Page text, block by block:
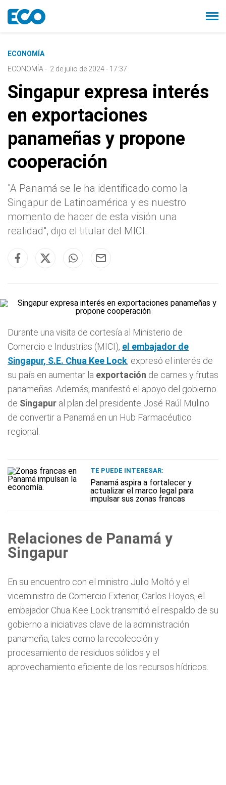
ECONOMÍA
ECONOMÍA - 2 de julio de 2024 - 17:37
Singapur expresa interés
en exportaciones
panameñas y propone
cooperación
"A Panamá se le ha identificado como la
Singapur de Latinoamérica y es nuestro
momento de hacer de esta visión una
realidad", dijo el titular del MICI.
Durante una visita de cortesía al Ministerio de
Comercio e Industrias (MICI), el embajador de
Singapur, S.E. Chua Kee Lock, expresó el interés de
su país en aumentar la exportación de carnes y frutas
panameñas. Además, manifestó el apoyo del gobierno
de Singapur al plan del presidente José Raúl Mulino
de convertir a Panamá en un Hub Farmacéutico
regional.
TE PUEDE INTERESAR:
Panamá aspira a fortalecer y
actualizar el marco legal para
impulsar sus zonas francas
Relaciones de Panamá y
Singapur
En su encuentro con el ministro Julio Moltó y el
viceministro de Comercio Exterior, Carlos Hoyos, el
embajador Chua Kee Lock transmitió el respaldo de su
gobierno a iniciativas clave de la administración
panameña, tales como la recolección y
procesamiento de residuos sólidos y el
aprovechamiento eficiente de los recursos hídricos.